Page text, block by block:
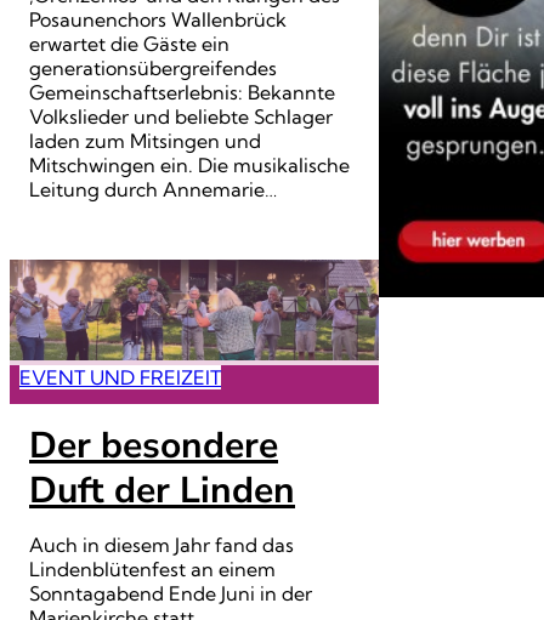
Posaunenchors Wallenbrück
erwartet die Gäste ein
generationsübergreifendes
Gemeinschaftserlebnis: Bekannte
Volkslieder und beliebte Schlager
laden zum Mitsingen und
Mitschwingen ein. Die musikalische
Leitung durch Annemarie…
EVENT UND FREIZEIT
Der besondere
Duft der Linden
Auch in diesem Jahr fand das
Lindenblütenfest an einem
Sonntagabend Ende Juni in der